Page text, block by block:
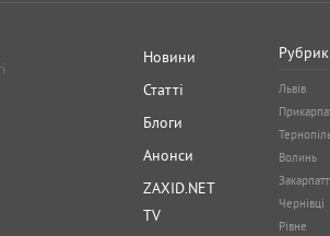
Новини
Статті
Блоги
Анонси
ZAXID.NET
TV
Львів
Волинь
Чернівці
Рівне